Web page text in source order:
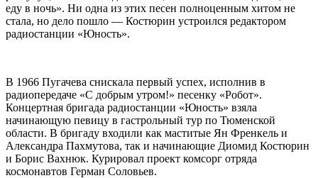
еду в ночь». Ни одна из этих песен полноценным хитом не
стала, но дело пошло — Костюрин устроился редактором
радиостанции «Юность».
В 1966 Пугачева снискала первый успех, исполнив в
радиопередаче «С добрым утром!» песенку «Робот».
Концертная бригада радиостанции «Юность» взяла
начинающую певицу в гастрольный тур по Тюменской
области. В бригаду входили как маститые Ян Френкель и
Александра Пахмутова, так и начинающие Диомид Костюрин
и Борис Вахнюк. Курировал проект комсорг отряда
космонавтов Герман Соловьев.